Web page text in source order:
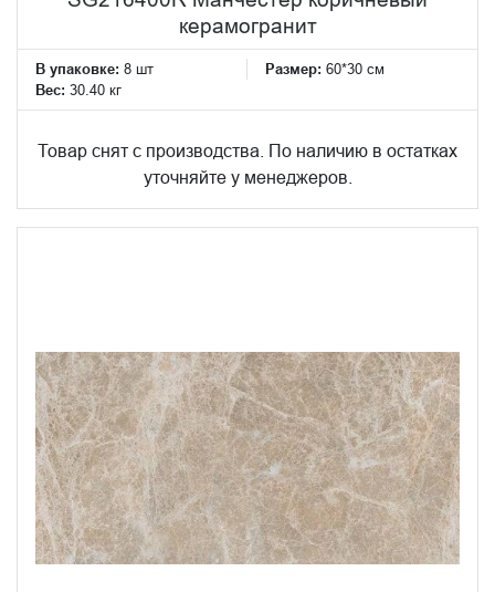
керамогранит
В упаковке: 8 шт Размер: 60*30 см
Вес: 30.40 кг
Товар снят с производства. По наличию в остатках
уточняйте у менеджеров.